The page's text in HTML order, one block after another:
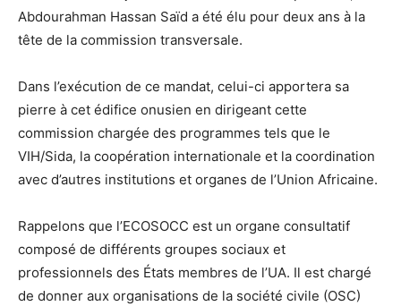
Abdourahman Hassan Saïd a été élu pour deux ans à la
tête de la commission transversale.
Dans l’exécution de ce mandat, celui-ci apportera sa
pierre à cet édifice onusien en dirigeant cette
commission chargée des programmes tels que le
VIH/Sida, la coopération internationale et la coordination
avec d’autres institutions et organes de l’Union Africaine.
Rappelons que l’ECOSOCC est un organe consultatif
composé de différents groupes sociaux et
professionnels des États membres de l’UA. Il est chargé
de donner aux organisations de la société civile (OSC)